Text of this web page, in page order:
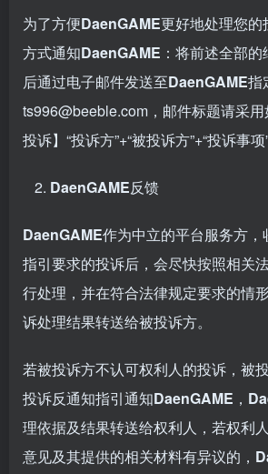
为了方便DaenGAME更好地处理您
方式通知DaenGAME ：将前述全部
后通过电子邮件发送至DaenGAME指
ts996@beeble.com，邮件标题请采
投诉】“投诉方”+“被投诉方”+“投诉事项”
DaenGAME反馈
DaenGAME作为中立的平台服务方
指引要求的投诉后，会尽快按照相关
行处理，并在符合法律规定要求的情
诉处理结果转送给被投诉方。
若被投诉方不认可权利人的投诉，被
投诉反通知指引通知DaenGAME ，
理依据及结果转送给权利人，若权利
意见及其提供的相关材料有异议的，